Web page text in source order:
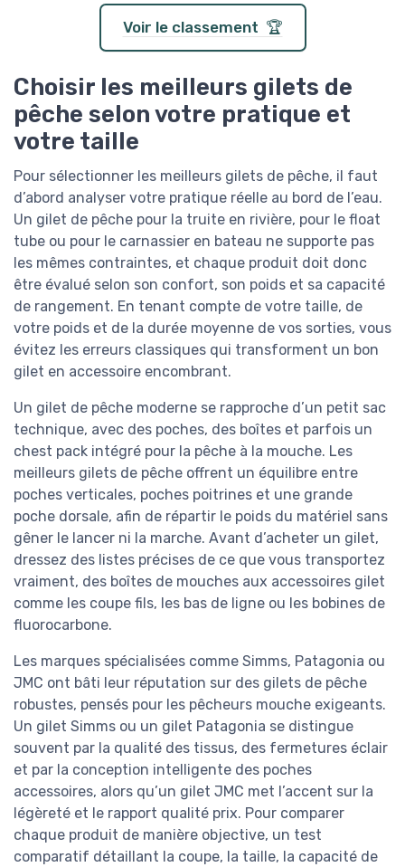
Voir le classement 🏆
Choisir les meilleurs gilets de
pêche selon votre pratique et
votre taille
Pour sélectionner les meilleurs gilets de pêche, il faut
d’abord analyser votre pratique réelle au bord de l’eau.
Un gilet de pêche pour la truite en rivière, pour le float
tube ou pour le carnassier en bateau ne supporte pas
les mêmes contraintes, et chaque produit doit donc
être évalué selon son confort, son poids et sa capacité
de rangement. En tenant compte de votre taille, de
votre poids et de la durée moyenne de vos sorties, vous
évitez les erreurs classiques qui transforment un bon
gilet en accessoire encombrant.
Un gilet de pêche moderne se rapproche d’un petit sac
technique, avec des poches, des boîtes et parfois un
chest pack intégré pour la pêche à la mouche. Les
meilleurs gilets de pêche offrent un équilibre entre
poches verticales, poches poitrines et une grande
poche dorsale, afin de répartir le poids du matériel sans
gêner le lancer ni la marche. Avant d’acheter un gilet,
dressez des listes précises de ce que vous transportez
vraiment, des boîtes de mouches aux accessoires gilet
comme les coupe fils, les bas de ligne ou les bobines de
fluorocarbone.
Les marques spécialisées comme Simms, Patagonia ou
JMC ont bâti leur réputation sur des gilets de pêche
robustes, pensés pour les pêcheurs mouche exigeants.
Un gilet Simms ou un gilet Patagonia se distingue
souvent par la qualité des tissus, des fermetures éclair
et par la conception intelligente des poches
accessoires, alors qu’un gilet JMC met l’accent sur la
légèreté et le rapport qualité prix. Pour comparer
chaque produit de manière objective, un test
comparatif détaillant la coupe, la taille, la capacité de